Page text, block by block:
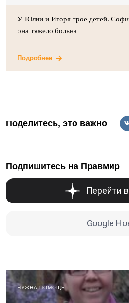
У Юлии и Игоря трое детей.
она тяжело больна
Подробнее
Поделитесь, это важно
Подпишитесь на Правмир
Перейти в
Google
НУЖНА ПОМОЩЬ